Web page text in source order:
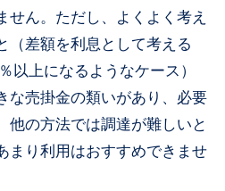
せん。ただし、よくよく考え
（差額を利息として考える
以上になるようなケース）
な売掛金の類いがあり、必要
他の方法では調達が難しいと
まり利用はおすすめできませ